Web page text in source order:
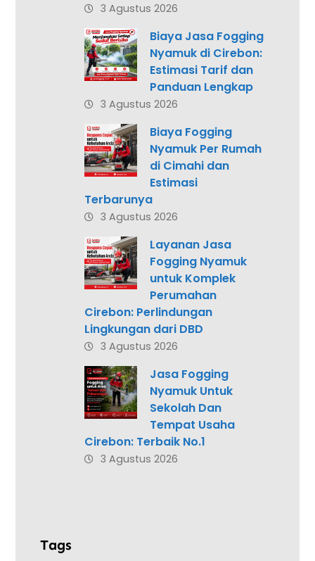
3 Agustus 2026
Biaya Jasa Fogging
Nyamuk di Cirebon:
Estimasi Tarif dan
Panduan Lengkap
3 Agustus 2026
Biaya Fogging
Nyamuk Per Rumah
di Cimahi dan
Estimasi
Terbarunya
3 Agustus 2026
Layanan Jasa
Fogging Nyamuk
untuk Komplek
Perumahan
Cirebon: Perlindungan
Lingkungan dari DBD
3 Agustus 2026
Jasa Fogging
Nyamuk Untuk
Sekolah Dan
Tempat Usaha
Cirebon: Terbaik No.1
3 Agustus 2026
Tags